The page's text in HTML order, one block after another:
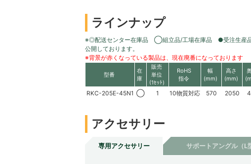
ラインナップ
※◎配送センター在庫品 ◯組立品/工場在庫品 ●受注生産
公開しております。
※背景が赤くなっている製品は、現在廃番になっております
型番
在
庫
販売
単位
(1ｾｯﾄ)
RoHS
指令
幅
(mm)
高さ
(mm)
RKC-205E-45N1 ◯ 1 10物質対応 570 2050
アクセサリー
専用アクセサリー サポートアングル（L